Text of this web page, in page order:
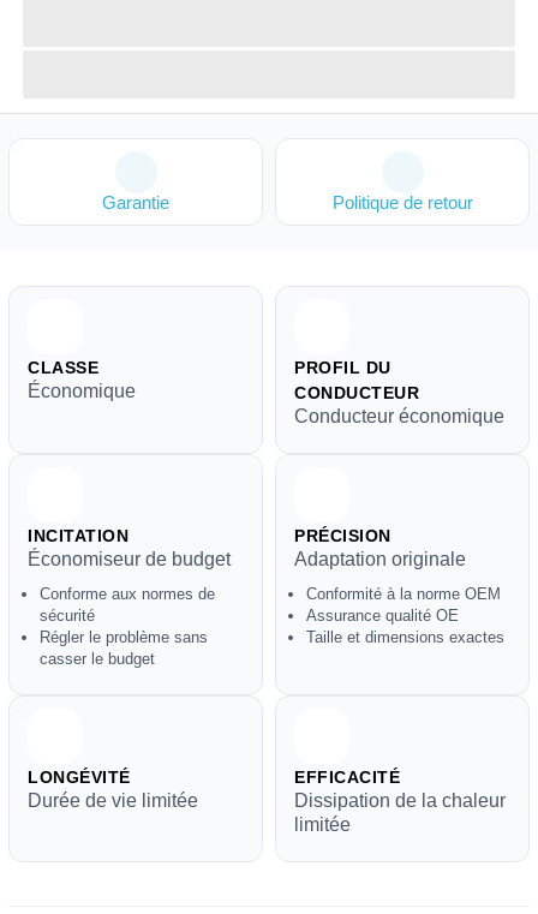
Garantie Politique de retour
CLASSE
Économique
PROFIL DU
CONDUCTEUR
Conducteur économique
INCITATION
Économiseur de budget
Conforme aux normes de
sécurité
Régler le problème sans
casser le budget
PRÉCISION
Adaptation originale
Conformité à la norme OEM
Assurance qualité OE
Taille et dimensions exactes
LONGÉVITÉ
Durée de vie limitée
EFFICACITÉ
Dissipation de la chaleur
limitée